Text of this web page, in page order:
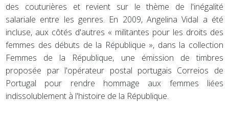
des couturières et revient sur le thème de l'inégalité
salariale entre les genres. En 2009, Angelina Vidal a été
incluse, aux côtés d'autres « militantes pour les droits des
femmes des débuts de la République », dans la collection
Femmes de la République, une émission de timbres
proposée par l'opérateur postal portugais Correios de
Portugal pour rendre hommage aux femmes liées
indissolublement à l'histoire de la République.